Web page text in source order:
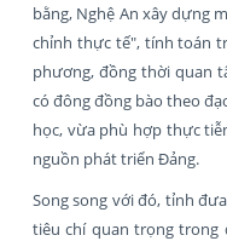
bằng, Nghệ An xây dựng
chỉnh thực tế", tính toán
phương, đồng thời quan
có đông đồng bào theo
học, vừa phù hợp thực
nguồn phát triển Đảng.
Song song với đó, tỉnh
tiêu chí quan trọng trong